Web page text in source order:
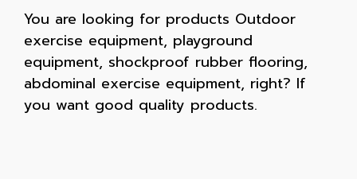
You are looking for products Outdoor
exercise equipment, playground
equipment, shockproof rubber flooring,
abdominal exercise equipment, right? If
you want good quality products.